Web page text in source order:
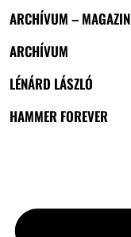
ARCHÍVUM – MAGAZIN
ARCHÍVUM
LÉNÁRD LÁSZLÓ
HAMMER FOREVER